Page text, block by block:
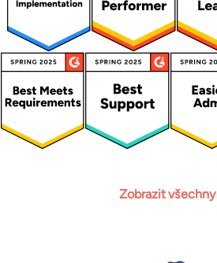
Zobrazit všechny